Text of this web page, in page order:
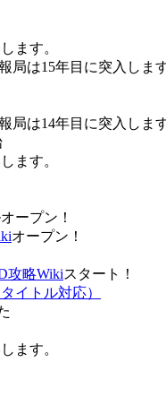
ます。
は15年目に突入します
は14年目に突入します
ます。
ープン！
オープン！
攻略Wikiスタート！
イトル対応）
ます。